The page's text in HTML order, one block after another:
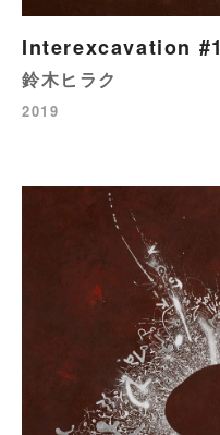
Interexcavation #1
鈴木ヒラク
2019